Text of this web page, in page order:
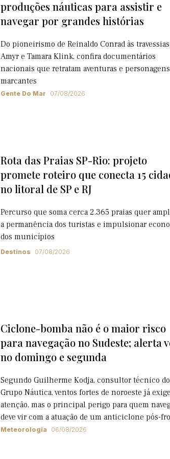
produções náuticas para assistir e
navegar por grandes histórias
Do pioneirismo de Reinaldo Conrad às
Amyr e Tamara Klink, confira documentários
nacionais que retratam aventuras e personagens
marcantes
Gente Do Mar 07/08/2026
Rota das Praias SP-Rio: projeto
promete roteiro que conecta 15
no litoral de SP e RJ
Percurso que soma cerca 2.365 praias quer
a permanência dos turistas e impulsionar
dos municípios
Destinos 07/08/2026
Ciclone-bomba não é o maior risco
para navegação no Sudeste; alerta
no domingo e segunda
Segundo Guilherme Kodja, consultor técnico do
Grupo Náutica, ventos fortes de noroeste já
atenção, mas o principal perigo para quem
deve vir com a atuação de um anticiclone pós-
Meteorologia 06/08/2026